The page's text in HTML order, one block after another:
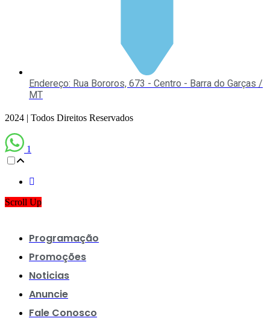
Endereço: Rua Bororos, 673 - Centro - Barra do Garças /
MT
2024 | Todos Direitos Reservados
1
Scroll Up
Programação
Promoções
Noticias
Anuncie
Fale Conosco